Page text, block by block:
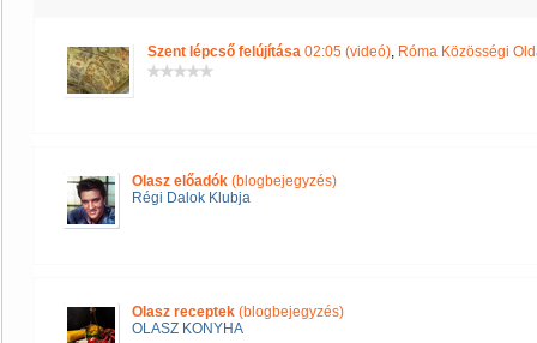
Szent lépcső felújítása 02:05 (videó), Róma Közösségi
Olasz előadók (blogbejegyzés)
Régi Dalok Klubja
Olasz receptek (blogbejegyzés)
OLASZ KONYHA